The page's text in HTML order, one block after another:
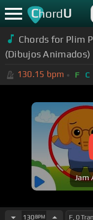
ChordU
Chords for Plim
(Dibujos Animados)
130.15 bpm F C
Jam
130BPM